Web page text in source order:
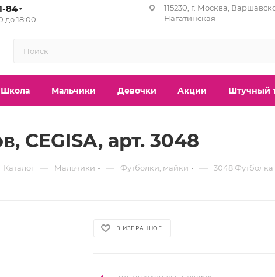
84
до 18:00
115230, г. Москва,
Нагатинская
Школа Мальчики Девочки Акции Штучный
CEGISA, арт. 3048
Каталог — Мальчики — Футболки, майки — 3048 Футболка
В ИЗБРАННОЕ